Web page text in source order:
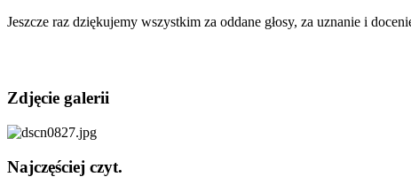
Jeszcze raz dziękujemy wszystkim za oddane głosy, za uznanie i
Zdjęcie galerii
Najczęściej czyt.